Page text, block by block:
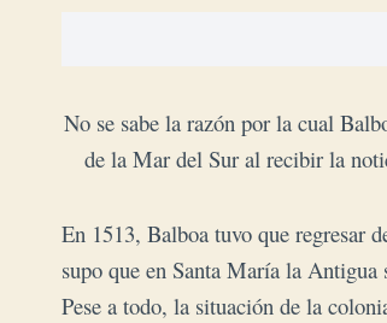
No se sabe la razón por la cual
de la Mar del Sur al recibir la
En 1513, Balboa tuvo que regresar
supo que en Santa María la Antigua
Pese a todo, la situación de la